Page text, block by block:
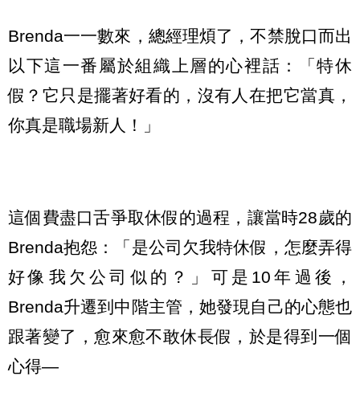
Brenda一一數來，總經理煩了，不禁脫口而出
以下這一番屬於組織上層的心裡話：「特休
假？它只是擺著好看的，沒有人在把它當真，
你真是職場新人！」
這個費盡口舌爭取休假的過程，讓當時28歲的
Brenda抱怨：「是公司欠我特休假，怎麼弄得
好像我欠公司似的？」可是10年過後，
Brenda升遷到中階主管，她發現自己的心態也
跟著變了，愈來愈不敢休長假，於是得到一個
心得—